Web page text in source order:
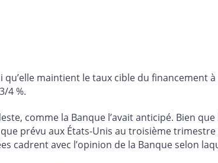
qu’elle maintient le taux cible du financement
4 %.
comme la Banque l’avait anticipé. Bien
prévu aux États-Unis au troisième
cadrent avec l’opinion de la Banque selon